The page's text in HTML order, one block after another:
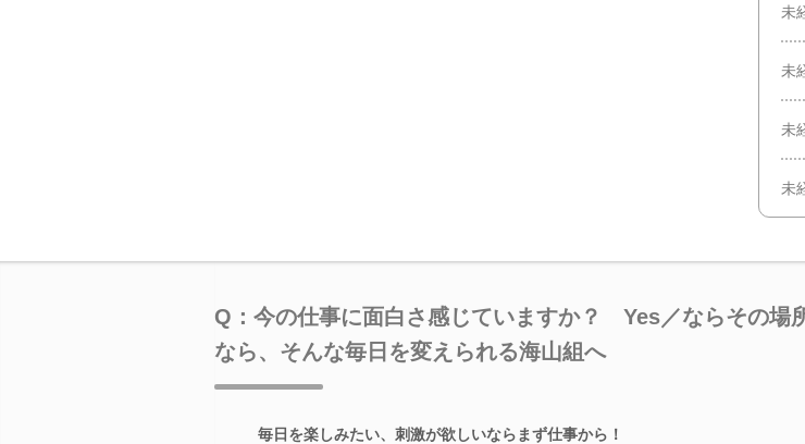
未
未
未
未
Q：今の仕事に面白さ感じていますか？ Yes／ならその場
なら、そんな毎日を変えられる海山組へ
毎日を楽しみたい、刺激が欲しいならまず仕事から！